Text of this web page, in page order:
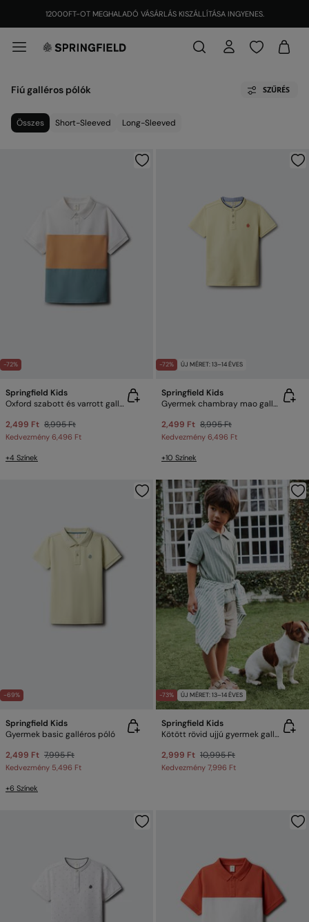
12000FT-OT MEGHALADÓ VÁSÁRLÁS KISZÁLLÍTÁSA INGYENES.
Fiú galléros pólók SZŰRÉS
Összes Short-Sleeved Long-Sleeved
-72%
Springfield Kids
Oxford szabott és varrott galléros póló gyerek
2,499 Ft 8,995 Ft
Kedvezmény 6,496 Ft
+4 Színek
-72% ÚJ MÉRET: 13–14 ÉVES
Springfield Kids
Gyermek chambray mao galléros póló
2,499 Ft 8,995 Ft
Kedvezmény 6,496 Ft
+10 Színek
-69%
Springfield Kids
Gyermek basic galléros póló
2,499 Ft 7,995 Ft
Kedvezmény 5,496 Ft
+6 Színek
-73% ÚJ MÉRET: 13–14 ÉVES
Springfield Kids
Kötött rövid ujjú gyermek galléros póló
2,999 Ft 10,995 Ft
Kedvezmény 7,996 Ft